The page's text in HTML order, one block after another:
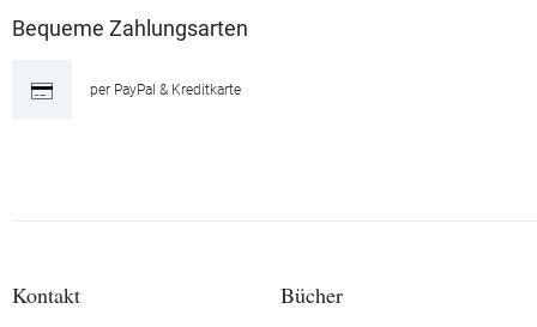
Bequeme Zahlungsarten
per PayPal & Kreditkarte
Kontakt Bücher